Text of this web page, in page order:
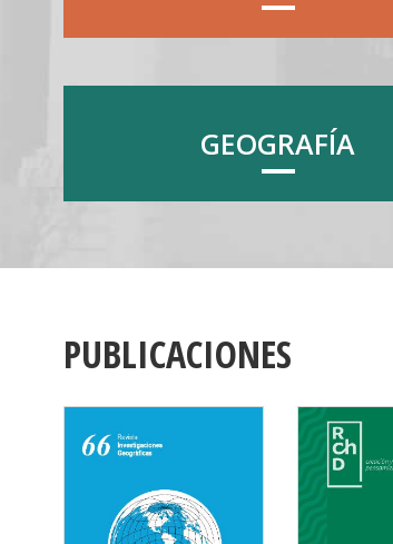
GEOGRAFÍA
PUBLICACIONES